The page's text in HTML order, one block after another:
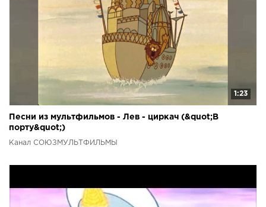
1:23
Песни из мультфильмов - Лев - циркач (&quot;В
порту&quot;)
Канал СОЮЗМУЛЬТФИЛЬМЫ